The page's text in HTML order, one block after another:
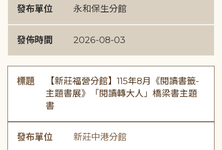
發布單位 永和保生分館
發佈時間 2026-08-03
標題
【新莊福營分館】115年8月《閱讀書籤-
主題書展》「閱讀轉大人」橋梁書主題
書
發布單位 新莊中港分館